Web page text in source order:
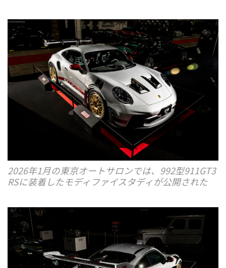
2026年1月の東京オートサロンでは、992型911GT3
RSに装着したモディファイスタディが公開された